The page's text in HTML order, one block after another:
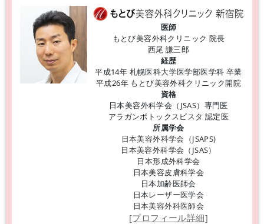
医師
もとび美容外科クリニック 院長
西尾 謙三郎
経歴
平成14年 札幌医科大学医学部医学科 卒業
平成26年 もとび美容外科クリニック開院
資格
日本美容外科学会（JSAS）専門医
アラガンボトックスビスタ 認定医
所属学会
日本美容外科学会（JSAPS)
日本美容外科学会（JSAS）
日本形成外科学会
日本美容皮膚科学会
日本加齢医師会
日本レーザー医学会
日本美容外科医師会
[プロフィール詳細]